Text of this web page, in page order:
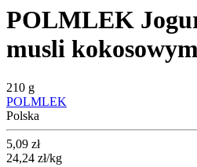
POLMLEK
musli
210 g
POLMLEK
Polska
Cena
5,09 zł
24,24 zł/kg